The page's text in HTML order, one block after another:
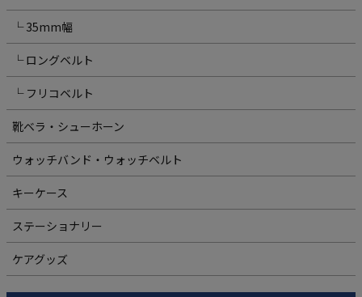
└ 35mm幅
└ ロングベルト
└ フリコベルト
靴ベラ・シューホーン
ウォッチバンド・ウォッチベルト
キーケース
ステーショナリー
ケアグッズ